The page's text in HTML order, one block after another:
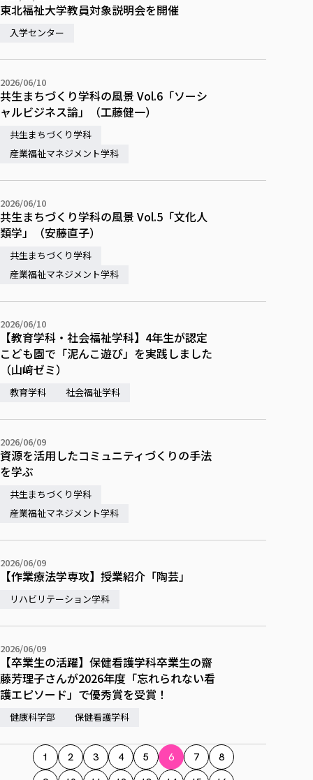
東北福祉大学教員対象説明会を開催
入学センター
2026/06/10
共生まちづくり学科の風景 Vol.6「ソーシ
ャルビジネス論」（工藤健一）
共生まちづくり学科
産業福祉マネジメント学科
2026/06/10
共生まちづくり学科の風景 Vol.5「文化人
類学」（安藤直子）
共生まちづくり学科
産業福祉マネジメント学科
2026/06/10
【教育学科・社会福祉学科】4年生が認定
こども園で「泥んこ遊び」を実践しました
（山﨑ゼミ）
教育学科 社会福祉学科
2026/06/09
資源を活用したコミュニティづくりの手法
を学ぶ
共生まちづくり学科
産業福祉マネジメント学科
2026/06/09
【作業療法学専攻】授業紹介「陶芸」
リハビリテーション学科
2026/06/09
【卒業生の活躍】保健看護学科卒業生の齋
藤芳理子さんが2026年度「忘れられない看
護エピソード」で優秀賞を受賞！
健康科学部 保健看護学科
1 2 3 4 5 6 7
8